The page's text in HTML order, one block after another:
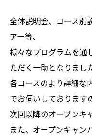
全体説明会、コース別
アー等、
様々なプログラムを通
ただく一助となりまし
各コースのより詳細な
でお伺いしております
次回以降のオープンキ
また、オープンキャン